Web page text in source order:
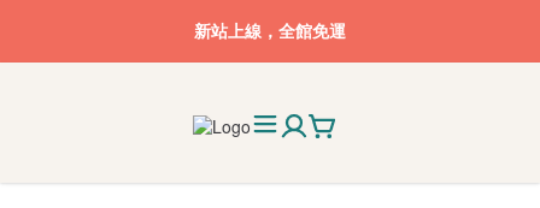
新站上線，全館免運